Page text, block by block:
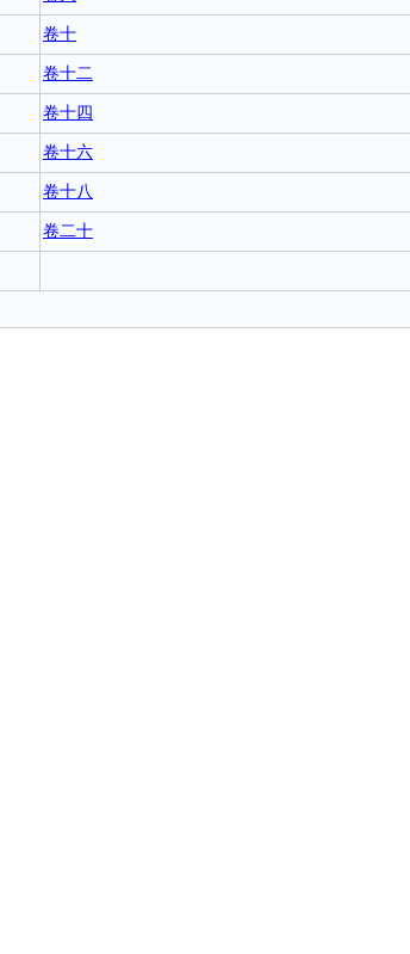
卷十
卷十二
卷十四
卷十六
卷十八
卷二十